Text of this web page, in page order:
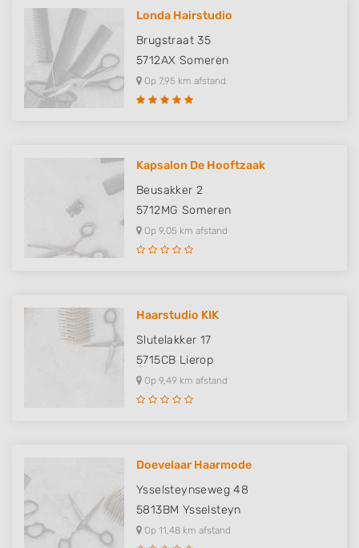
Londa Hairstudio
Brugstraat 35
5712AX Someren
Op 7,95 km afstand
Kapsalon De Hooftzaak
Beusakker 2
5712MG Someren
Op 9,05 km afstand
Haarstudio KIK
Slutelakker 17
5715CB Lierop
Op 9,49 km afstand
Doevelaar Haarmode
Ysselsteynseweg 48
5813BM Ysselsteyn
Op 11,48 km afstand